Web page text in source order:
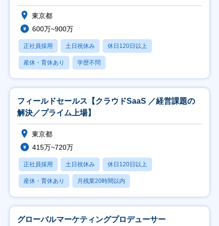
東京都
600万~900万
正社員採用 土日祝休み 休日120日以上
産休・育休あり 学歴不問
フィールドセールス【クラウドSaaS ／経営課題の
解決／プライム上場】
東京都
415万~720万
正社員採用 土日祝休み 休日120日以上
産休・育休あり 月残業20時間以内
グローバルマーケティングプロデューサー